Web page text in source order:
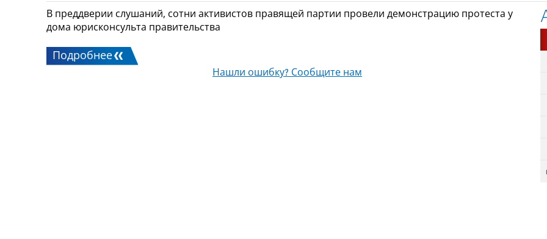
В преддверии слушаний, сотни активистов правящей партии провели демонстрацию протеста у
дома юрисконсульта правительства
Подробнее
Нашли ошибку? Сообщите нам